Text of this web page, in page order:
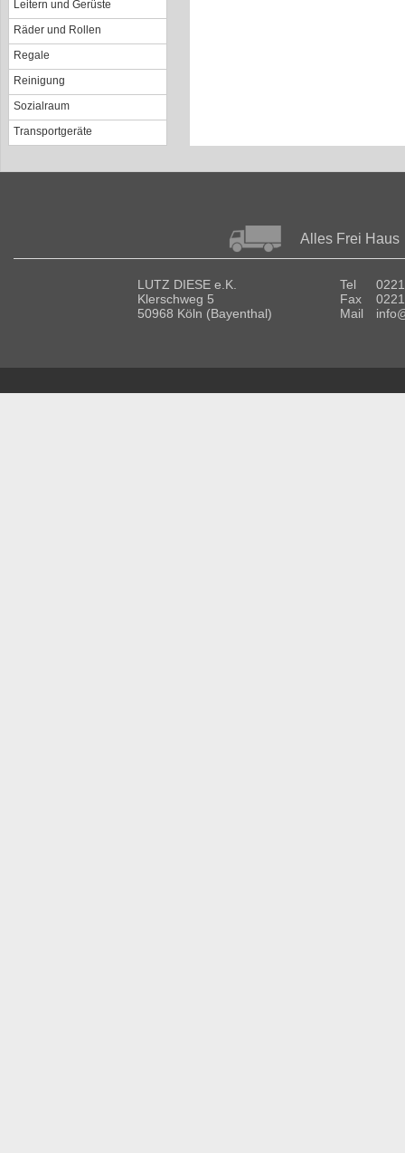
Leitern und Gerüste
Räder und Rollen
Regale
Reinigung
Sozialraum
Transportgeräte
Alles Frei Haus
LUTZ DIESE e.K.
Klerschweg 5
50968 Köln (Bayenthal)
Tel
Fax
Mail